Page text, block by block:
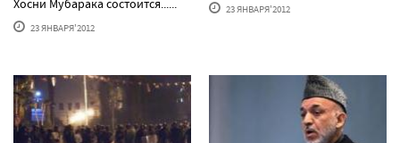
Хосни Мубарака состоится......
23 ЯНВАРЯ'2012
23 ЯНВАРЯ'2012